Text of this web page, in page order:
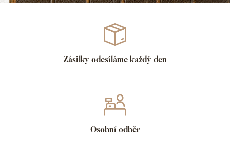
Zásilky odesíláme každý den
Osobní odběr